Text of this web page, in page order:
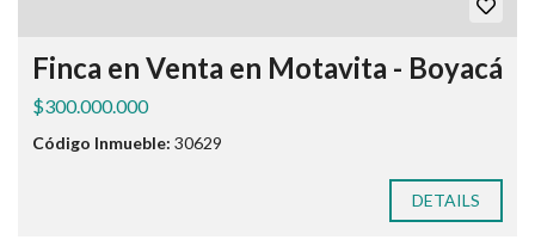
Finca en Venta en Motavita - Boyacá
$300.000.000
Código Inmueble: 30629
DETAILS